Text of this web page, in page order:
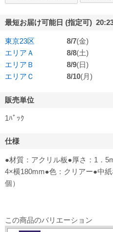
最短お届け可能日 (指定可)
東京23区 8/7(金)
エリアＡ
8/8(土)
エリアＢ
8/9(日)
エリアＣ
8/10(月)
販売単位
1ﾊﾟｯｸ
仕様
●材質：アクリル板●厚さ：1．
4×横180mm●色：クリアー●中
個）
この商品のバリエーション